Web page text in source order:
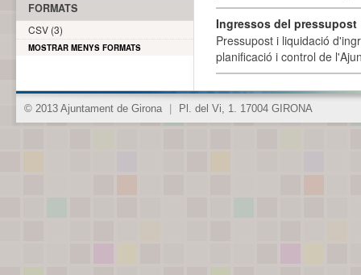
Ingressos del pressupost
Pressupost i liquidació
planificació i control de
FORMATS
CSV (3)
MOSTRAR MENYS FORMATS
© 2013 Ajuntament de Girona Pl. del Vi, 1. 17004 GIRONA